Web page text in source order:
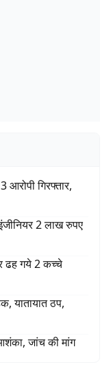
गिरफ्तार,
2 लाख रुपए
ढह गये 2 कच्चे
यातायात ठप,
जांच की मांग